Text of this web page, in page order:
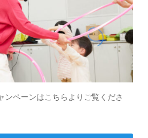
ンペーンはこちらよりご覧くださ